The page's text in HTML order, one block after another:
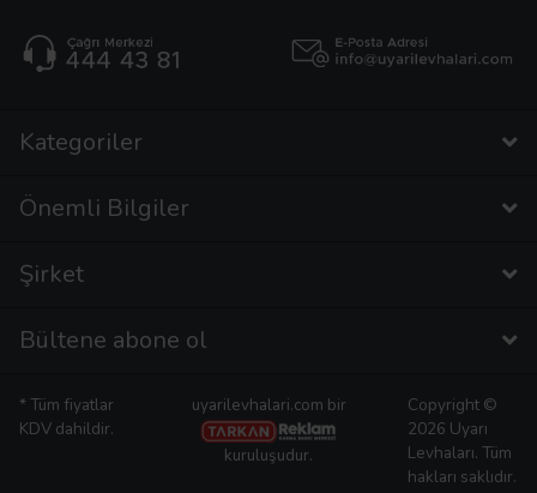
Kategoriler
Önemli Bilgiler
Şirket
Bültene abone ol
* Tüm fiyatlar
KDV dahildir.
uyarilevhalari.com bir
kuruluşudur.
Copyright ©
2026 Uyarı
Levhaları. Tüm
hakları saklıdır.